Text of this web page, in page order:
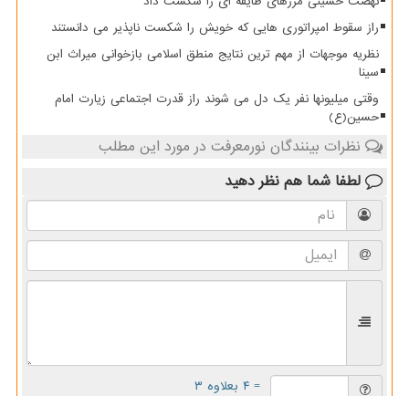
راز سقوط امپراتوری هایی که خویش را شکست ناپذیر می دانستند
نظریه موجهات از مهم ترین نتایج منطق اسلامی بازخوانی میراث ابن
سینا
وقتی میلیونها نفر یک دل می شوند راز قدرت اجتماعی زیارت امام
حسین(ع)
نظرات بینندگان نورمعرفت در مورد این مطلب
لطفا شما هم نظر دهید
= ۴ بعلاوه ۳